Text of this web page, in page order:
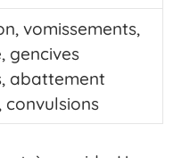
vomissements,
gencives
abattement